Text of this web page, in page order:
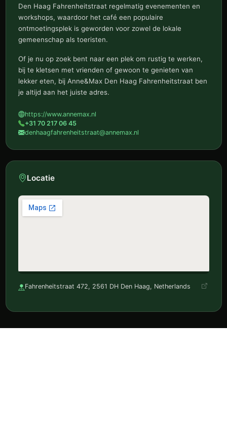
Den Haag Fahrenheitstraat regelmatig evenementen en
workshops, waardoor het café een populaire
ontmoetingsplek is geworden voor zowel de lokale
gemeenschap als toeristen.
Of je nu op zoek bent naar een plek om rustig te werken,
bij te kletsen met vrienden of gewoon te genieten van
lekker eten, bij Anne&Max Den Haag Fahrenheitstraat ben
je altijd aan het juiste adres.
https://www.annemax.nl
+31 70 217 06 45
denhaagfahrenheitstraat@annemax.nl
Locatie
Fahrenheitstraat 472, 2561 DH Den Haag, Netherlands